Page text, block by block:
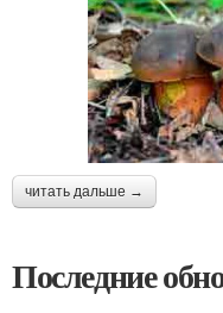
читать дальше →
Последние